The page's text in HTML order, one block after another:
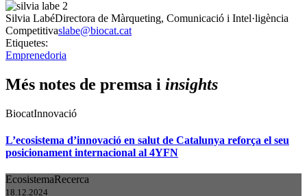
Silvia LabéDirectora de Màrqueting, Comunicació i Intel·ligència
Competitivaslabe@biocat.cat
Etiquetes:
Emprenedoria
Més notes de premsa i insights
BiocatInnovació
L’ecosistema d’innovació en salut de Catalunya reforça el seu
posicionament internacional al 4YFN
EcosistemaRecerca
18.12.2024